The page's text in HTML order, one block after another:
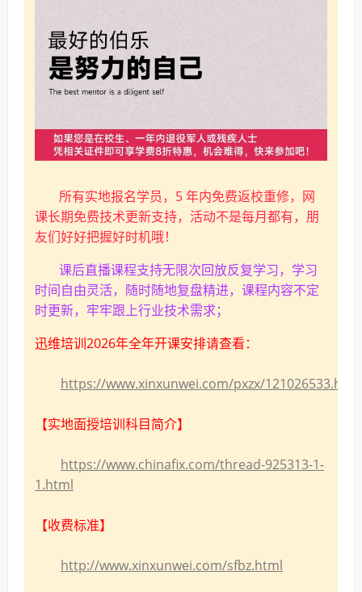
所有实地报名学员，5 年内免费返校重修，网
课长期免费技术更新支持，活动不是每月都有，朋
友们好好把握好时机哦！
课后直播课程支持无限次回放反复学习，学习
时间自由灵活，随时随地复盘精进，课程内容不定
时更新，牢牢跟上行业技术需求；
迅维培训2026年全年开课安排请查看：
https://www.xinxunwei.com/pxzx/121026533.html
【实地面授培训科目简介】
https://www.chinafix.com/thread-925313-1-
1.html
【收费标准】
http://www.xinxunwei.com/sfbz.html